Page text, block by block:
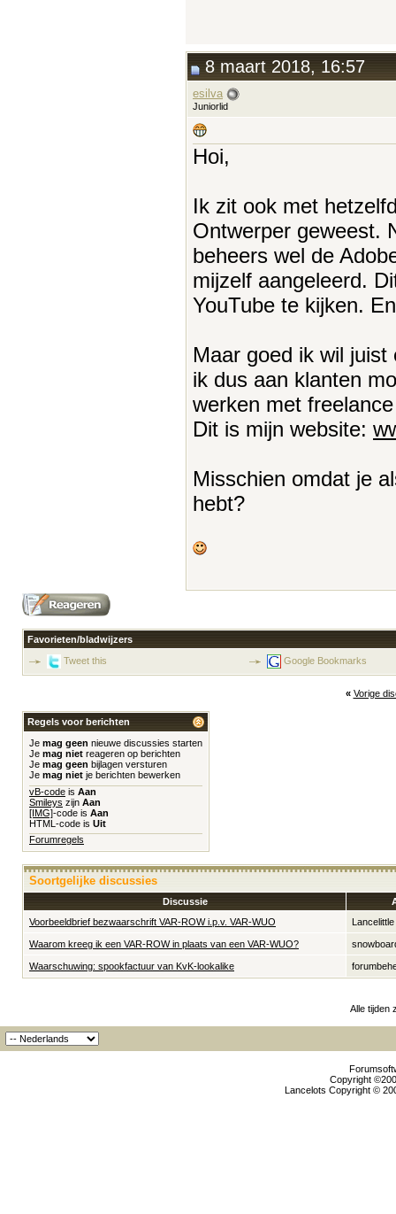
8 maart 2018, 16:57
esilva
Juniorlid
Hoi,
Ik zit ook met
Ontwerper geweest.
beheers wel de
mijzelf aangeleerd.
YouTube te kijken.
Maar goed ik wil
ik dus aan klanten
werken met
Dit is mijn website:
Misschien omdat je
hebt?
Favorieten/bladwijzers
Tweet this
Google Bookmarks
« Vorige
Regels voor berichten
Je mag geen nieuwe discussies starten
Je mag niet reageren op berichten
Je mag geen bijlagen versturen
Je mag niet je berichten bewerken
vB-code is Aan
Smileys zijn Aan
[IMG]-code is Aan
HTML-code is Uit
Forumregels
Soortgelijke discussies
Discussie
Voorbeeldbrief bezwaarschrift VAR-ROW i.p.v. VAR-WUO
Lancelittle
Waarom kreeg ik een VAR-ROW in plaats van een VAR-WUO?
Waarschuwing: spookfactuur van KvK-lookalike
Alle tijden
Copyright
Lancelots Copyright ©